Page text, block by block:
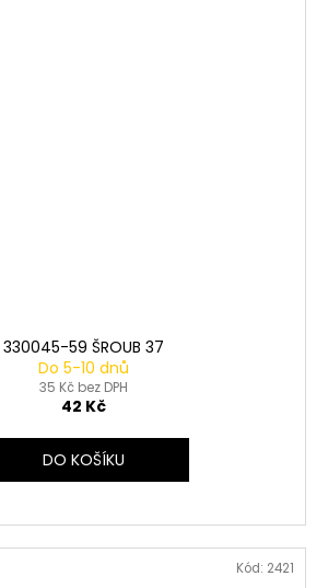
330045-59 ŠROUB 37
Do 5-10 dnů
35 Kč bez DPH
42 Kč
DO KOŠÍKU
Kód: 2421